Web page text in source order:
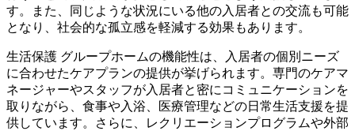
す。また、同じような状況にいる他の入居者との交流も可能
となり、社会的な孤立感を軽減する効果もあります。
生活保護 グループホームの機能性は、入居者の個別ニーズ
に合わせたケアプランの提供が挙げられます。専門のケアマ
ネージャーやスタッフが入居者と密にコミュニケーションを
取りながら、食事や入浴、医療管理などの日常生活支援を提
供しています。さらに、レクリエーションプログラムや外部